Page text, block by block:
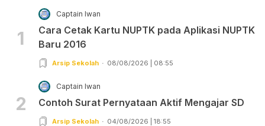
1
Captain Iwan
Cara Cetak Kartu NUPTK pada Aplikasi NUPTK
Baru 2016
Arsip Sekolah 08/08/2026 | 08:55
2
Captain Iwan
Contoh Surat Pernyataan Aktif Mengajar SD
Arsip Sekolah 04/08/2026 | 18:55